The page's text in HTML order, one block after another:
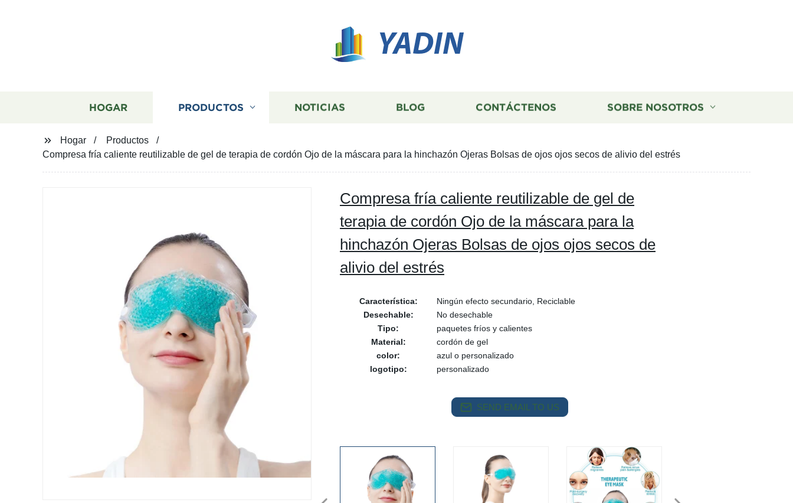
YADIN
HOGAR PRODUCTOS NOTICIAS BLOG CONTÁCTENOS SOBRE NOSOTROS
Hogar
Productos
Compresa fría caliente reutilizable de gel de terapia de cordón Ojo de la máscara para la hinchazón Ojeras Bolsas de ojos ojos secos de alivio del estrés
Compresa fría caliente reutilizable de gel de
terapia de cordón Ojo de la máscara para la
hinchazón Ojeras Bolsas de ojos ojos secos de
alivio del estrés
Característica:
Ningún efecto secundario, Reciclable
Desechable:
No desechable
Tipo:
paquetes fríos y calientes
Material:
cordón de gel
color:
azul o personalizado
logotipo:
personalizado
SEND EMAIL TO US